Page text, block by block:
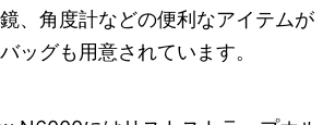
、角度計などの便利なアイテムが
ッグも用意されています。